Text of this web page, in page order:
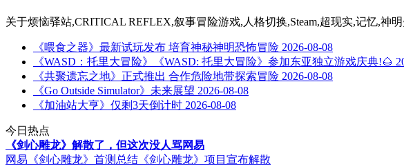
关于烦恼驿站,CRITICAL REFLEX,叙事冒险游戏,人格切换,Steam,超现实,记忆,神
《喂食之器》最新试玩发布 培育神秘神明恐怖冒险 2026-08-08
《WASD：托里大冒险》《WASD: 托里大冒险》参加东亚独立游戏庆典!🌰
《共聚遗忘之地》正式推出 合作危险地带探索冒险 2026-08-08
《Go Outside Simulator》未来展望 2026-08-08
《加油站大亨》仅剩3天倒计时 2026-08-08
今日热点
《剑心雕龙》解散了，但这次没人骂网易
网易《剑心雕龙》首测总结 《剑心雕龙》项目宣布解散